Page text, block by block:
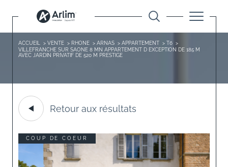
ACCUEIL VENTE RHONE ARNAS APPARTEMENT
T6
VILLEFRANCHE SUR SAONE 8 MN APPARTEMENT D EXCEPTION DE 185 M
AVEC JARDIN PRIVATIF DE 520 M PRESTIGE
Retour aux résultats
COUP DE COEUR